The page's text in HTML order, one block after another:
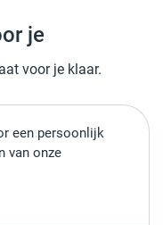
je
voor je klaar.
een persoonlijk
van onze